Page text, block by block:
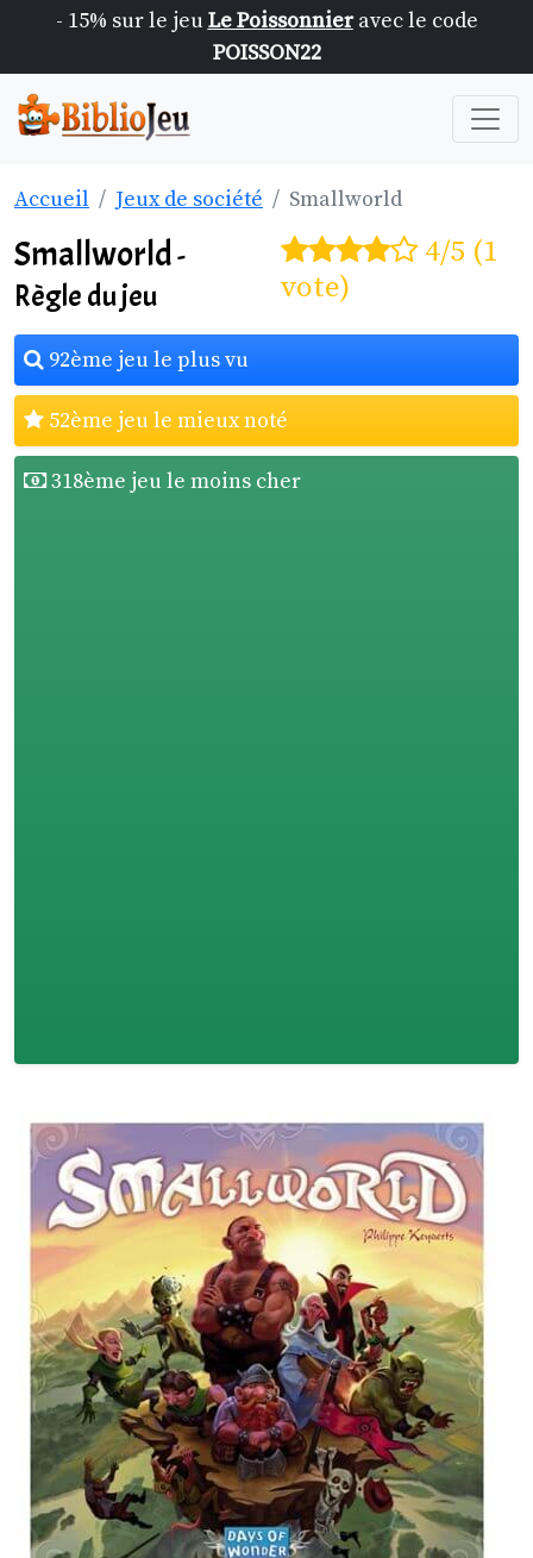
- 15% sur le jeuLe Poissonnieravec le code
POISSON22
Accueil Jeux de société Smallworld
Smallworld-
Règle du jeu
4/5 (1
vote)
92ème jeu le plus vu
52ème jeu le mieux noté
318ème jeu le moins cher